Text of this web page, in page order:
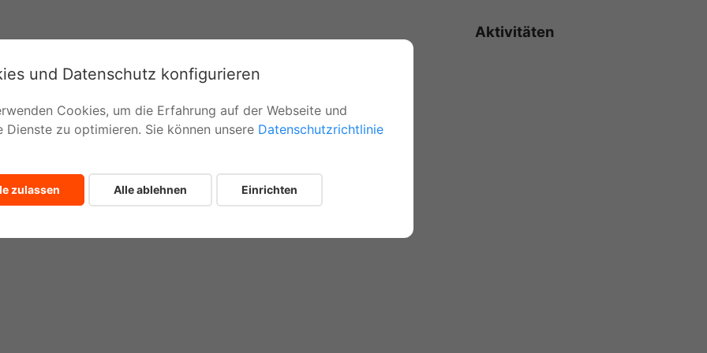
Aktivitäten
Mallorca auf
und
Weise mit
und Datenschutz konfigurieren
Cookies, um die Erfahrung auf der Webseite und
Dienste zu optimieren. Sie können unsere Datenschutzrichtlinie
zulassen Alle ablehnen Einrichten